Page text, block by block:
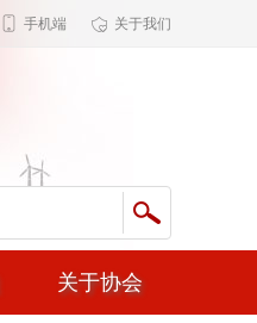
手机端 关于我们
关于协会